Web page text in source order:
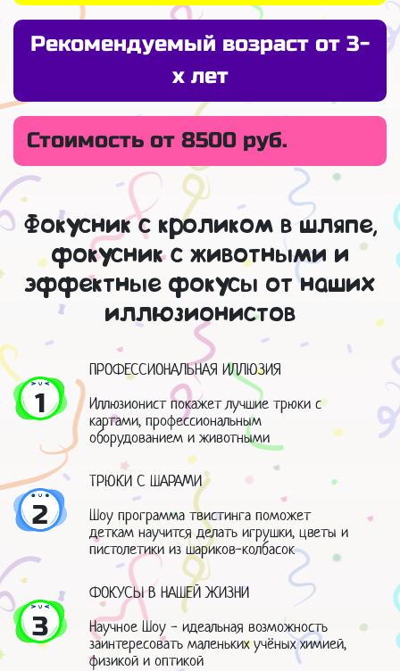
Рекомендуемый возраст от 3-
х лет
Стоимость от 8500 руб.
Фокусник с кроликом в шляпе,
фокусник с животными и
эффектные фокусы от наших
иллюзионистов
1
ПРОФЕССИОНАЛЬНАЯ ИЛЛЮЗИЯ
Иллюзионист покажет лучшие трюки с
картами, профессиональным
оборудованием и животными
2
ТРЮКИ С ШАРАМИ
Шоу программа твистинга поможет
деткам научится делать игрушки, цветы и
пистолетики из шариков-колбасок
3
ФОКУСЫ В НАШЕЙ ЖИЗНИ
Научное Шоу - идеальная возможность
заинтересовать маленьких учёных химией,
физикой и оптикой